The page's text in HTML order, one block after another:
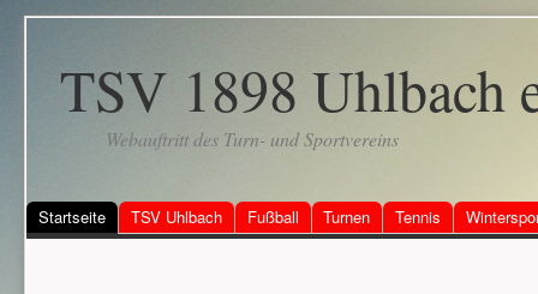
TSV 1898 Uhlbach
Webauftritt des Turn- und Sportvereins
Startseite TSV Uhlbach Fußball Turnen Tennis